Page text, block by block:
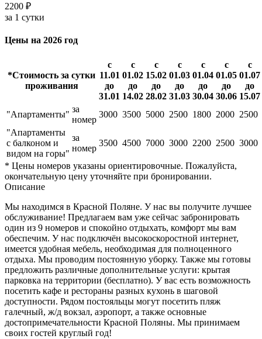
2200 ₽
за 1 сутки
Цены на 2026 год
*Стоимость за сутки
проживания
с
11.01
до
31.01
с
01.02
до
14.02
с
15.02
до
28.02
с
01.03
до
31.03
с
01.04
до
30.04
с
01.05
до
30.06
с
01.07
до
15.07
"Апартаменты"
за
номер
3000 3500 5000 2500 1800 2000 2500
"Апартаменты
с балконом и
видом на горы"
за
номер
3500 4500 7000 3000 2200 2500 3000
* Цены номеров указаны ориентировочные. Пожалуйста,
окончательную цену уточняйте при бронировании.
Описание
Мы находимся в Красной Поляне. У нас вы получите лучшее
обслуживание! Предлагаем вам уже сейчас забронировать
один из 9 номеров и спокойно отдыхать, комфорт мы вам
обеспечим. У нас подключён высокоскоростной интернет,
имеется удобная мебель, необходимая для полноценного
отдыха. Мы проводим постоянную уборку. Также мы готовы
предложить различные дополнительные услуги: крытая
парковка на территории (бесплатно). У вас есть возможность
посетить кафе и рестораны разных кухонь в шаговой
доступности. Рядом постояльцы могут посетить пляж
галечный, ж/д вокзал, аэропорт, а также основные
достопримечательности Красной Поляны. Мы принимаем
своих гостей круглый год!